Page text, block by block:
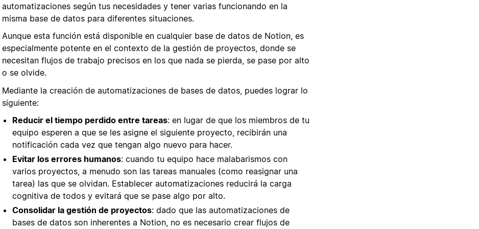
automatizaciones según tus necesidades y tener varias funcionando en la
misma base de datos para diferentes situaciones.
Aunque esta función está disponible en cualquier base de datos de Notion, es
especialmente potente en el contexto de la gestión de proyectos, donde se
necesitan flujos de trabajo precisos en los que nada se pierda, se pase por alto
o se olvide.
Mediante la creación de automatizaciones de bases de datos, puedes lograr lo
siguiente:
Reducir el tiempo perdido entre tareas: en lugar de que los miembros de tu
equipo esperen a que se les asigne el siguiente proyecto, recibirán una
notificación cada vez que tengan algo nuevo para hacer.
Evitar los errores humanos: cuando tu equipo hace malabarismos con
varios proyectos, a menudo son las tareas manuales (como reasignar una
tarea) las que se olvidan. Establecer automatizaciones reducirá la carga
cognitiva de todos y evitará que se pase algo por alto.
Consolidar la gestión de proyectos: dado que las automatizaciones de
bases de datos son inherentes a Notion, no es necesario crear flujos de